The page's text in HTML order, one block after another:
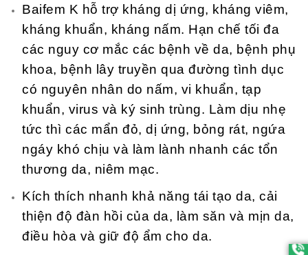
Baifem K hỗ trợ kháng dị ứng, kháng viêm,
kháng khuẩn, kháng nấm. Hạn chế tối đa
các nguy cơ mắc các bệnh về da, bệnh phụ
khoa, bệnh lây truyền qua đường tình dục
có nguyên nhân do nấm, vi khuẩn, tạp
khuẩn, virus và ký sinh trùng. Làm dịu nhẹ
tức thì các mẩn đỏ, dị ứng, bỏng rát, ngứa
ngáy khó chịu và làm lành nhanh các tổn
thương da, niêm mạc.
Kích thích nhanh khả năng tái tạo da, cải
thiện độ đàn hồi của da, làm săn và mịn da,
điều hòa và giữ độ ẩm cho da.